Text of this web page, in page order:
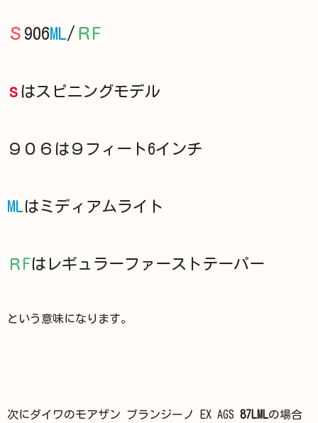
Ｓ 906ML/ ＲF
Ｓ はスピニングモデル
９０６ は９フィート6インチ
MLはミディアムライト
Ｒ Fはレギュラーファーストテーパー
という意味になります。
次にダイワのモアザン ブランジーノ EX AGS 87LMLの場合